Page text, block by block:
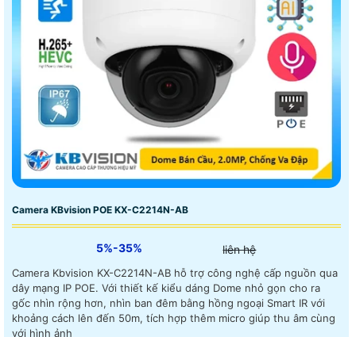
Camera KBvision POE KX-C2214N-AB
5%-35% liên hệ
Camera Kbvision KX-C2214N-AB hỗ trợ công nghệ cấp nguồn qua
dây mạng IP POE. Với thiết kế kiểu dáng Dome nhỏ gọn cho ra
gốc nhìn rộng hơn, nhìn ban đêm bằng hồng ngoại Smart IR với
khoảng cách lên đến 50m, tích hợp thêm micro giúp thu âm cùng
với hình ảnh